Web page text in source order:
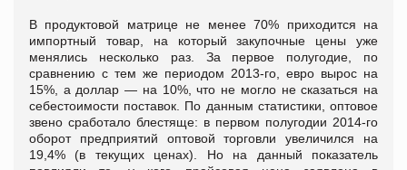
В продуктовой матрице не менее 70% приходится на
импортный товар, на который закупочные цены уже
менялись несколько раз. За первое полугодие, по
сравнению с тем же периодом 2013-го, евро вырос на
15%, а доллар — на 10%, что не могло не сказаться на
себестоимости поставок. По данным статистики, оптовое
звено сработало блестяще: в первом полугодии 2014-го
оборот предприятий оптовой торговли увеличился на
19,4% (в текущих ценах). Но на данный показатель